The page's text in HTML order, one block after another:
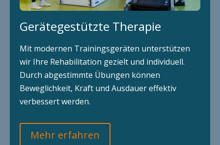
Gerätegestützte Therapie
Mit modernen Trainingsgeräten unterstützen
wir Ihre Rehabilitation gezielt und individuell.
Durch abgestimmte Übungen können
Beweglichkeit, Kraft und Ausdauer effektiv
verbessert werden.
Mehr erfahren